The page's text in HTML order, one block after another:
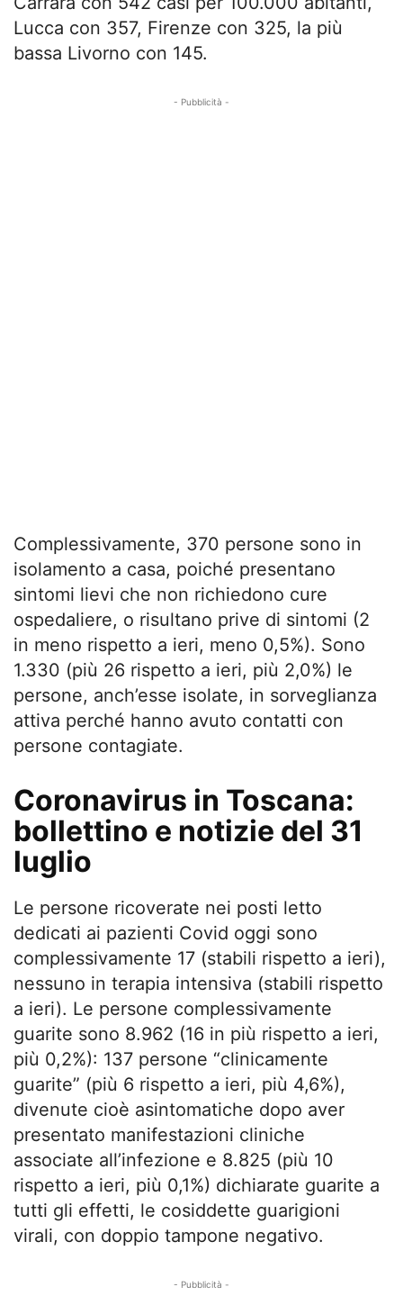
Lucca con 357, Firenze con 325, la più
bassa Livorno con 145.
- Pubblicità -
Complessivamente, 370 persone sono in
isolamento a casa, poiché presentano
sintomi lievi che non richiedono cure
ospedaliere, o risultano prive di sintomi (2
in meno rispetto a ieri, meno 0,5%). Sono
1.330 (più 26 rispetto a ieri, più 2,0%) le
persone, anch’esse isolate, in sorveglianza
attiva perché hanno avuto contatti con
persone contagiate.
Coronavirus in Toscana:
bollettino e notizie del 31
luglio
Le persone ricoverate nei posti letto
dedicati ai pazienti Covid oggi sono
complessivamente 17 (stabili rispetto a ieri),
nessuno in terapia intensiva (stabili rispetto
a ieri). Le persone complessivamente
guarite sono 8.962 (16 in più rispetto a ieri,
più 0,2%): 137 persone “clinicamente
guarite” (più 6 rispetto a ieri, più 4,6%),
divenute cioè asintomatiche dopo aver
presentato manifestazioni cliniche
associate all’infezione e 8.825 (più 10
rispetto a ieri, più 0,1%) dichiarate guarite a
tutti gli effetti, le cosiddette guarigioni
virali, con doppio tampone negativo.
- Pubblicità -